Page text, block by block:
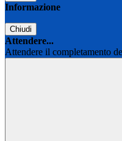
Informazione
Chiudi
Attendere...
Attendere il completamento